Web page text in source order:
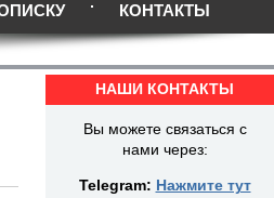
КОНТАКТЫ
НАШИ КОНТАКТЫ
Вы можете связаться с
нами через:
Telegram: Нажмите тут